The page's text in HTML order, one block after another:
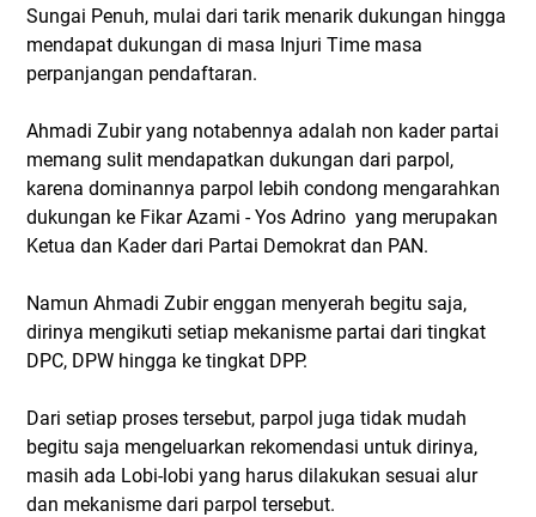
Sungai Penuh, mulai dari tarik menarik dukungan hingga
mendapat dukungan di masa Injuri Time masa
perpanjangan pendaftaran.
Ahmadi Zubir yang notabennya adalah non kader partai
memang sulit mendapatkan dukungan dari parpol,
karena dominannya parpol lebih condong mengarahkan
dukungan ke Fikar Azami - Yos Adrino yang merupakan
Ketua dan Kader dari Partai Demokrat dan PAN.
Namun Ahmadi Zubir enggan menyerah begitu saja,
dirinya mengikuti setiap mekanisme partai dari tingkat
DPC, DPW hingga ke tingkat DPP.
Dari setiap proses tersebut, parpol juga tidak mudah
begitu saja mengeluarkan rekomendasi untuk dirinya,
masih ada Lobi-lobi yang harus dilakukan sesuai alur
dan mekanisme dari parpol tersebut.